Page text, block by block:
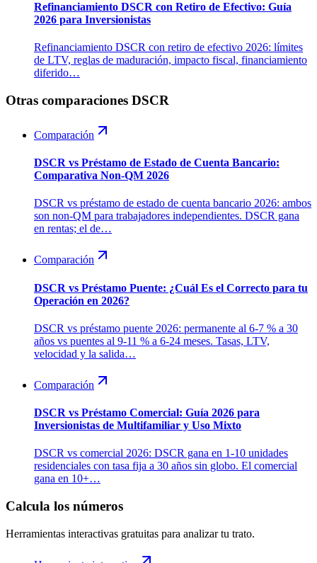
Refinanciamiento DSCR con Retiro de Efectivo: Guía
2026 para Inversionistas
Refinanciamiento DSCR con retiro de efectivo 2026: límites
de LTV, reglas de maduración, impacto fiscal, financiamiento
diferido…
Otras comparaciones DSCR
Comparación
DSCR vs Préstamo de Estado de Cuenta Bancario:
Comparativa Non-QM 2026
DSCR vs préstamo de estado de cuenta bancario 2026: ambos
son non-QM para trabajadores independientes. DSCR gana
en rentas; el de…
Comparación
DSCR vs Préstamo Puente: ¿Cuál Es el Correcto para tu
Operación en 2026?
DSCR vs préstamo puente 2026: permanente al 6-7 % a 30
años vs puentes al 9-11 % a 6-24 meses. Tasas, LTV,
velocidad y la salida…
Comparación
DSCR vs Préstamo Comercial: Guía 2026 para
Inversionistas de Multifamiliar y Uso Mixto
DSCR vs comercial 2026: DSCR gana en 1-10 unidades
residenciales con tasa fija a 30 años sin globo. El comercial
gana en 10+…
Calcula los números
Herramientas interactivas gratuitas para analizar tu trato.